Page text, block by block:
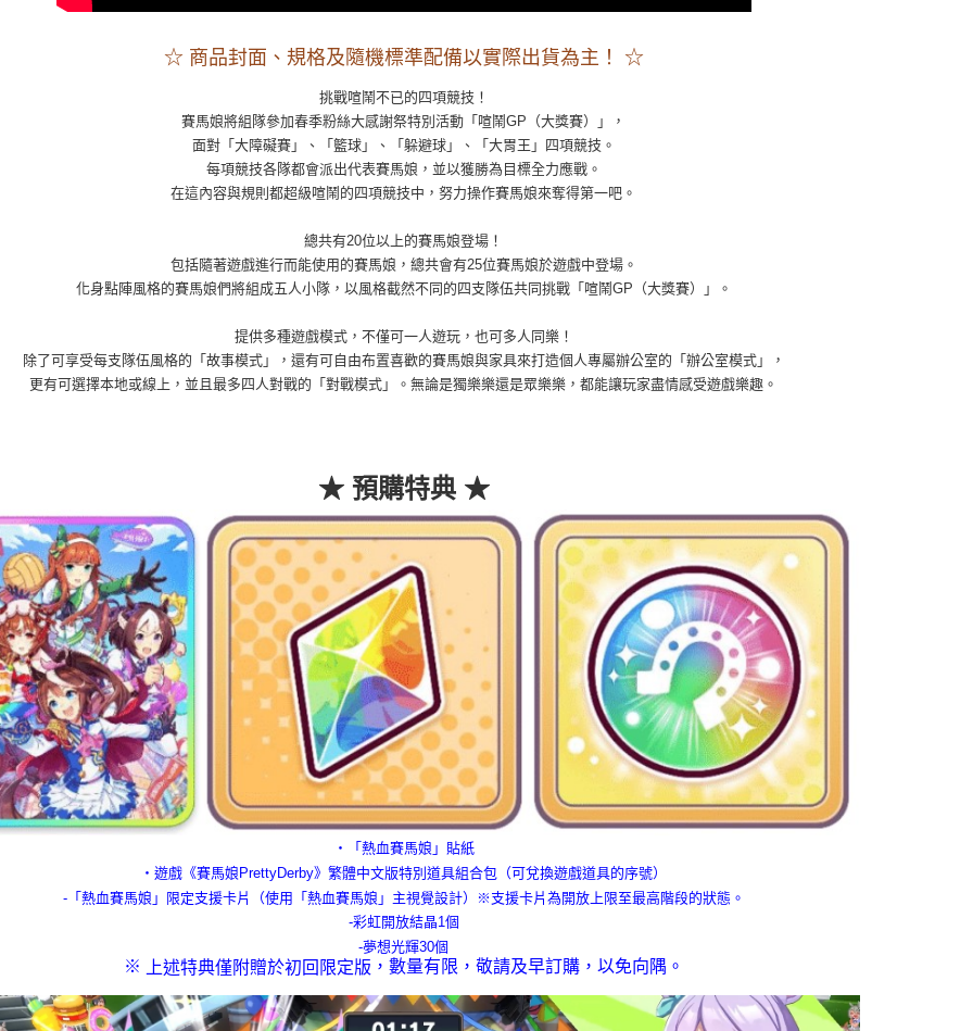
☆ 商品封面、規格及隨機標準配備以實際出貨為主！ ☆
挑戰喧鬧不已的四項競技！
賽馬娘將組隊參加春季粉絲大感謝祭特別活動「喧鬧GP（大獎賽）」，
面對「大障礙賽」、「籃球」、「躲避球」、「大胃王」四項競技。
每項競技各隊都會派出代表賽馬娘，並以獲勝為目標全力應戰。
在這內容與規則都超級喧鬧的四項競技中，努力操作賽馬娘來奪得第一吧。
總共有20位以上的賽馬娘登場！
包括隨著遊戲進行而能使用的賽馬娘，總共會有25位賽馬娘於遊戲中登場。
化身點陣風格的賽馬娘們將組成五人小隊，以風格截然不同的四支隊伍共同挑戰「喧鬧GP（大獎賽）」。
提供多種遊戲模式，不僅可一人遊玩，也可多人同樂！
除了可享受每支隊伍風格的「故事模式」，還有可自由布置喜歡的賽馬娘與家具來打造個人專屬辦公室的「辦公室模式」，
更有可選擇本地或線上，並且最多四人對戰的「對戰模式」。無論是獨樂樂還是眾樂樂，都能讓玩家盡情感受遊戲樂趣。
★ 預購特典 ★
・「熱血賽馬娘」貼紙
・遊戲《賽馬娘PrettyDerby》繁體中文版特別道具組合包（可兌換遊戲道具的序號）
-「熱血賽馬娘」限定支援卡片（使用「熱血賽馬娘」主視覺設計）※支援卡片為開放上限至最高階段的狀態。
-彩虹開放結晶1個
-夢想光輝30個
※ 上述特典僅附贈於初回限定版 ，數量有限，敬請及早訂購，以免向隅。